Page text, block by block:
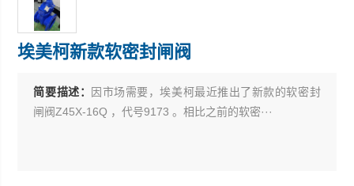
埃美柯新款软密封闸阀
简要描述：
因市场需要，埃美柯最近推出了新款的软密封
闸阀Z45X-16Q ，代号9173 。相比之前的软密···